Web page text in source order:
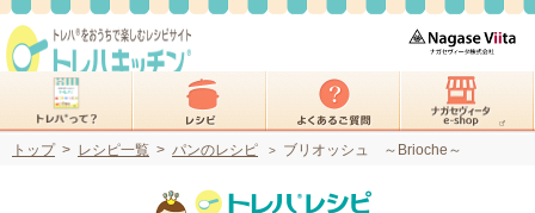
トップ> レシピ一覧 > パンのレシピ > ブリオッシュ ～Brioche～